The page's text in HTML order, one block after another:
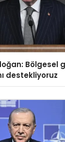
Bölgesel
destekliyoruz